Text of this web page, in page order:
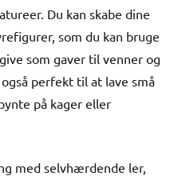
Du kan skabe dine
som du kan bruge
som gaver til venner og
perfekt til at lave små
på kager eller
med selvhærdende ler,